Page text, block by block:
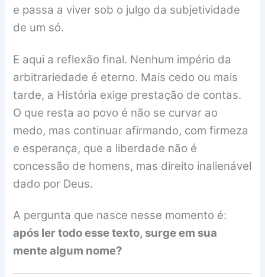
e passa a viver sob o julgo da subjetividade
de um só.
E aqui a reflexão final. Nenhum império da
arbitrariedade é eterno. Mais cedo ou mais
tarde, a História exige prestação de contas.
O que resta ao povo é não se curvar ao
medo, mas continuar afirmando, com firmeza
e esperança, que a liberdade não é
concessão de homens, mas direito inalienável
dado por Deus.
A pergunta que nasce nesse momento é:
após ler todo esse texto, surge em sua
mente algum nome?